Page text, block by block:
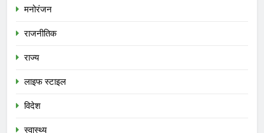
मनोरंजन
राजनीतिक
राज्य
लाइफ स्टाइल
विदेश
स्‍वास्‍थ्‍य